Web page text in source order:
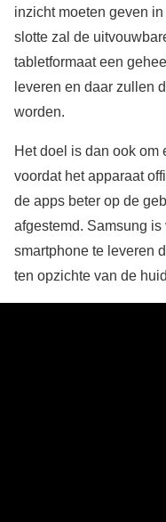
inzicht moeten geven
slotte zal de
tabletformaat een
leveren en daar zullen
worden.
Het doel is dan ook om
voordat het apparaat
de apps beter op de
afgestemd. Samsung
smartphone te leveren
ten opzichte van de